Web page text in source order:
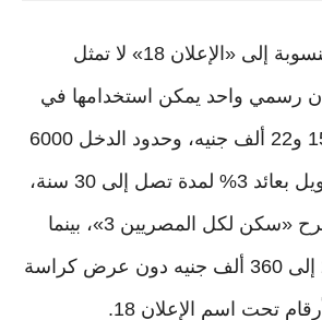
الأرقام القديمة المنسوبة إلى «الإعلان 18» لا تمثل
رسمي واحد يمكن استخدامها في
حجز جديد. مقدم 15 و22 ألف جنيه، وحدود الدخل 6000
و8000 جنيه، والتمويل بعائد 3% لمدة تصل إلى 30 سنة،
ارتبطت تاريخيًا بطرح «سكن لكل المصريين 3»، بينما
نُشر سعر من 245 إلى 360 ألف جنيه دون عرض كراسة
تحت اسم الإعلان 18.